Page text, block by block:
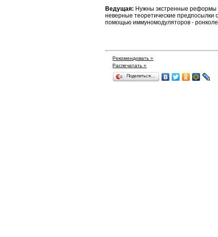
Ведущая: Нужны экстренные реформы
неверные теоретические предпосылки
помощью иммуномодуляторов -
Рекомендовать »
Распечатать »
Поделиться…